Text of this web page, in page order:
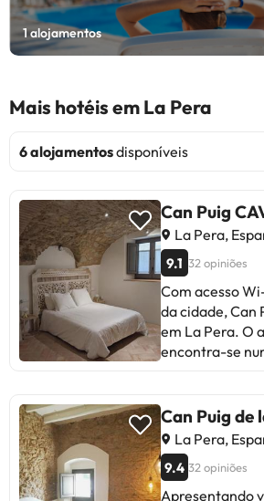
1alojamentos
Mais hotéis em La Pera
6 alojamentosdisponíveis
Can Puig
La Pera,
9.1 32 opiniões
Com acesso
da cidade, Can
em La Pera. O
encontra-se
atividades
windsurf e pesca.
apartamento
tem 1 quarto,
uma cozinha
Can Puig de
La Pera,
9.4 32 opiniões
Apresentando